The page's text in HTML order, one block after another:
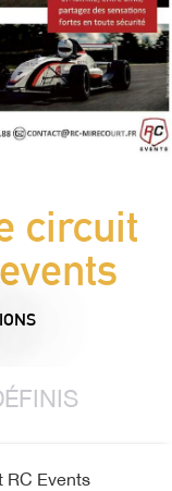
circuit
RC Events